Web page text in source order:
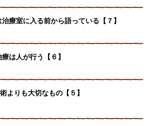
療室に入る前から語っている【７】
は人が行う【６】
よりも大切なもの【５】